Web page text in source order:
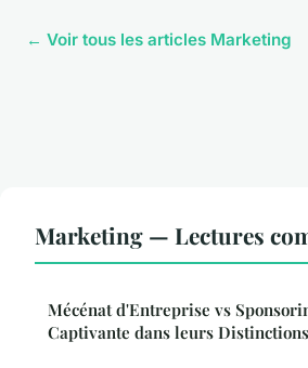
← Voir tous les articles Marketing
Marketing — Lectures
Mécénat d'Entreprise vs
Captivante dans leurs